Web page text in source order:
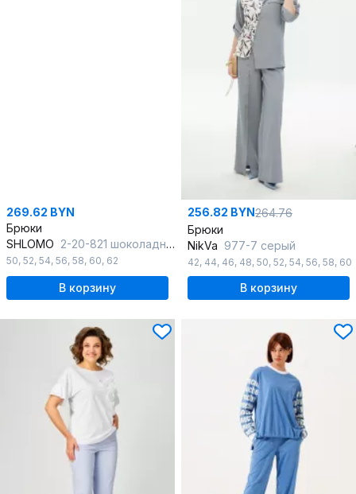
269.62 BYN
Брюки
SHLOMO 2-20-821 шоколадный
50, 52, 54, 56, 58, 60, 62
В корзину
256.82 BYN264.76
Брюки
NikVa 977-7 серый
42, 44, 46, 48, 50, 52, 54, 56, 58, 60
В корзину